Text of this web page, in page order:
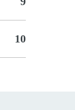
10